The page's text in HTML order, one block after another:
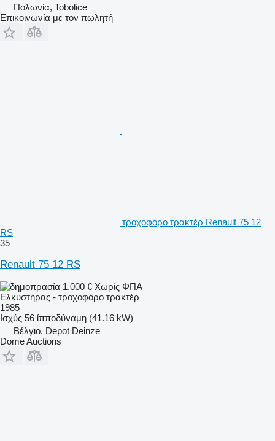
Πολωνία, Tobolice
Επικοινωνία με τον πωλητή
τροχοφόρο τρακτέρ Renault 75 12
RS
35
Renault 75 12 RS
1.000 € Χωρίς ΦΠΑ
Ελκυστήρας - τροχοφόρο τρακτέρ
1985
Ισχύς 56 ίπποδύναμη (41.16 kW)
Βέλγιο, Depot Deinze
Dome Auctions